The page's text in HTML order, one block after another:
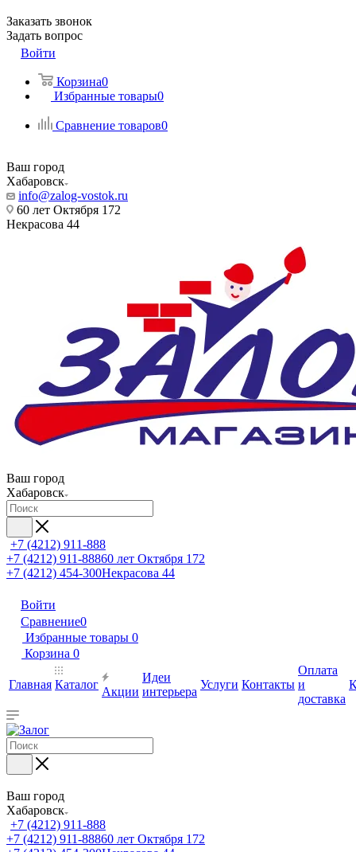
Заказать звонок
Задать вопрос
Войти
Корзина0
Избранные товары0
Сравнение товаров0
Ваш город
Хабаровск
info@zalog-vostok.ru
60 лет Октября 172
Некрасова 44
Ваш город
Хабаровск
+7 (4212) 911-888
+7 (4212) 911-88860 лет Октября 172
+7 (4212) 454-300Некрасова 44
Войти
Сравнение0
Избранные товары 0
Корзина 0
Главная Каталог
Акции
Идеи
интерьера
Услуги Контакты
Оплата
и
доставка
Ваш город
Хабаровск
+7 (4212) 911-888
+7 (4212) 911-88860 лет Октября 172